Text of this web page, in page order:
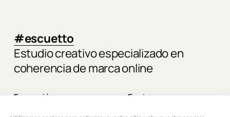
#escuetto
Estudio creativo especializado en
coherencia de marca online
Formación
Equipo